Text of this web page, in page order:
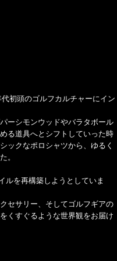
初頭のゴルフカルチャーにイン
ーシモンウッドやバラタボール
る道具へとシフトしていった時
ックなポロシャツから、ゆるく
。
ルを再構築しようとしていま
セサリー、そしてゴルフギアの
くすぐるような世界観をお届け